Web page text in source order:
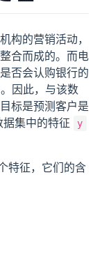
构的营销活动，
合而成的。而电
否会认购银行的
因此，与该数
标是预测客户是
集中的特征
y
特征，它们的含